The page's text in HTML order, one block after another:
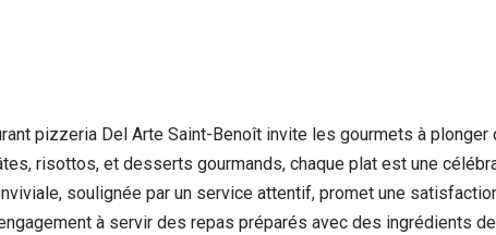
pizzeria Del Arte Saint-Benoît invite les gourmets à
risottos, et desserts gourmands, chaque plat est une
soulignée par un service attentif, promet une
à servir des repas préparés avec des ingrédients